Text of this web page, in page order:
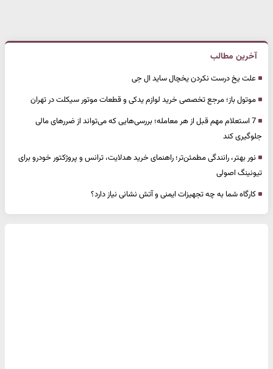
آخرین مطالب
علت یخ درست نکردن یخچال ساید ال جی
موتول باز؛ مرجع تخصصی خرید لوازم یدکی و قطعات موتور سیکلت در تهران
7 استعلام مهم قبل از هر معامله؛ بررسی‌هایی که می‌تواند از ضررهای مالی
جلوگیری کند
نور بهتر، رانندگی مطمئن‌تر؛ راهنمای خرید هدلایت، ترانس و پروژکتور خودرو برای
تیونینگ اصولی
کارگاه شما به چه تجهیزات ایمنی و آتش نشانی نیاز دارد؟